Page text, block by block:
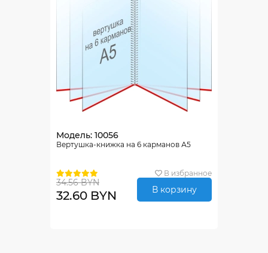
Модель: 10056
Вертушка-книжка на 6 карманов А5
В избранное
34.56 BYN
32.60 BYN В корзину